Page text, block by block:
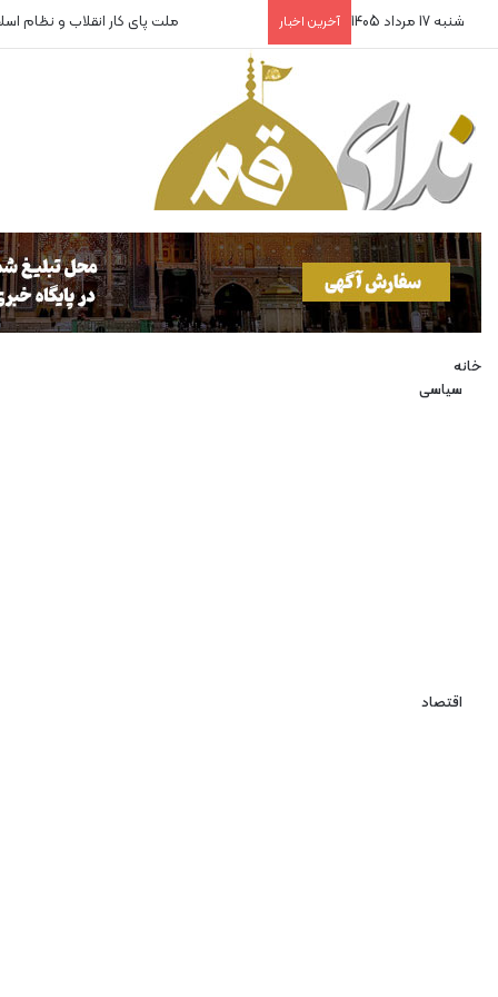
شنبه 17 مرداد 1405 آخرین اخبار روایتگران بی‌پناه!
خانه
سیاسی
اقتصاد